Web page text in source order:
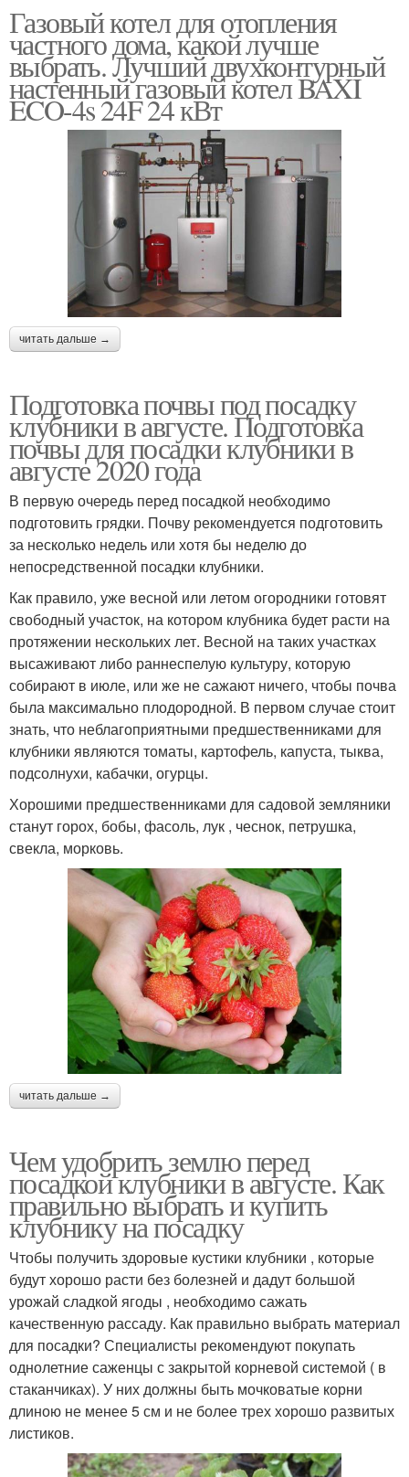
Газовый котел для отопления
частного дома, какой лучше
выбрать. Лучший двухконтурный
настенный газовый котел BAXI
ECO-4s 24F 24 кВт
читать дальше →
Подготовка почвы под посадку
клубники в августе. Подготовка
почвы для посадки клубники в
августе 2020 года
В первую очередь перед посадкой необходимо
подготовить грядки. Почву рекомендуется подготовить
за несколько недель или хотя бы неделю до
непосредственной посадки клубники.
Как правило, уже весной или летом огородники готовят
свободный участок, на котором клубника будет расти на
протяжении нескольких лет. Весной на таких участках
высаживают либо раннеспелую культуру, которую
собирают в июле, или же не сажают ничего, чтобы почва
была максимально плодородной. В первом случае стоит
знать, что неблагоприятными предшественниками для
клубники являются томаты, картофель, капуста, тыква,
подсолнухи, кабачки, огурцы.
Хорошими предшественниками для садовой земляники
станут горох, бобы, фасоль, лук , чеснок, петрушка,
свекла, морковь.
читать дальше →
Чем удобрить землю перед
посадкой клубники в августе. Как
правильно выбрать и купить
клубнику на посадку
Чтобы получить здоровые кустики клубники , которые
будут хорошо расти без болезней и дадут большой
урожай сладкой ягоды , необходимо сажать
качественную рассаду. Как правильно выбрать материал
для посадки? Специалисты рекомендуют покупать
однолетние саженцы с закрытой корневой системой ( в
стаканчиках). У них должны быть мочковатые корни
длиною не менее 5 см и не более трех хорошо развитых
листиков.